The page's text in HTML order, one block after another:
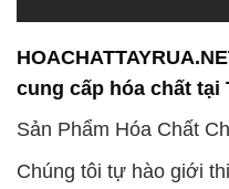
cung cấp hóa chất tại
Sản Phẩm Hóa Chất
Chúng tôi tự hào giới